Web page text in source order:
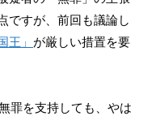
ですが、前回も議論し
王」 が厳しい措置を要
罪を支持しても、やは